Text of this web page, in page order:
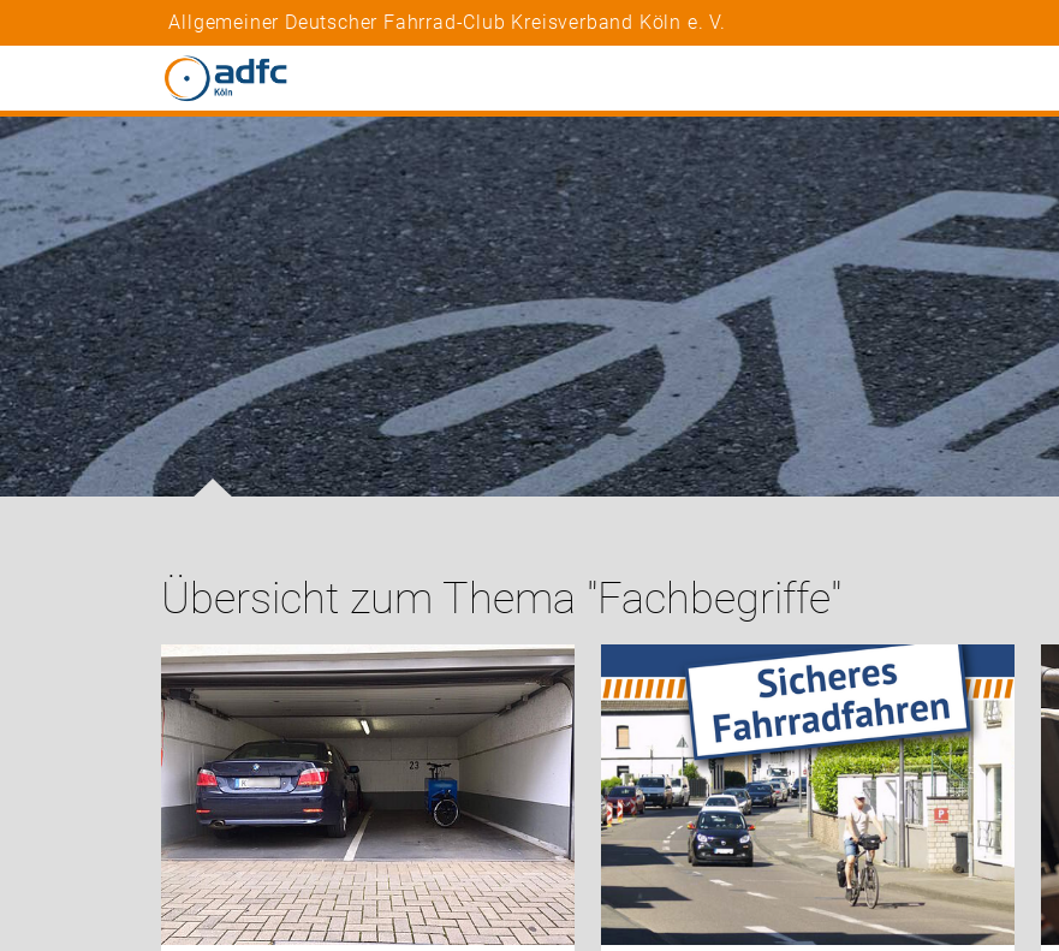
Allgemeiner Deutscher Fahrrad-Club Kreisverband Köln e. V.
Übersicht zum Thema "Fachbegriffe"